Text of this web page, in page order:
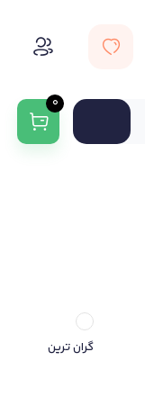
0
گران ترین